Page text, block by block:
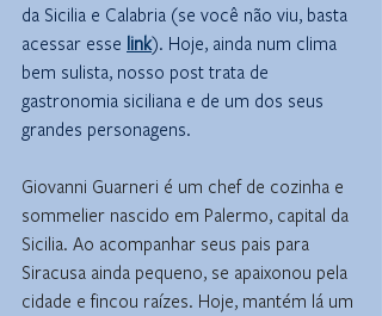
da Sicilia e Calabria (se você não viu, basta
acessar esse link). Hoje, ainda num clima
bem sulista, nosso post trata de
gastronomia siciliana e de um dos seus
grandes personagens.
Giovanni Guarneri é um chef de cozinha e
sommelier nascido em Palermo, capital da
Sicilia. Ao acompanhar seus pais para
Siracusa ainda pequeno, se apaixonou pela
cidade e fincou raízes. Hoje, mantém lá um